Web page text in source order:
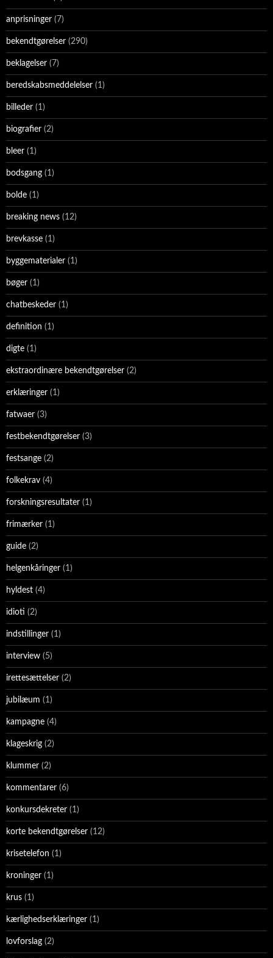
anprisninger (7)
bekendtgørelser (290)
beklagelser (7)
beredskabsmeddelelser (1)
billeder (1)
biografier (2)
bleer (1)
bodsgang (1)
bolde (1)
breaking news (12)
brevkasse (1)
byggematerialer (1)
bøger (1)
chatbeskeder (1)
definition (1)
digte (1)
ekstraordinære bekendtgørelser (2)
erklæringer (1)
fatwaer (3)
festbekendtgørelser (3)
festsange (2)
folkekrav (4)
forskningsresultater (1)
frimærker (1)
guide (2)
helgenkåringer (1)
hyldest (4)
idioti (2)
indstillinger (1)
interview (5)
irettesættelser (2)
jubilæum (1)
kampagne (4)
klageskrig (2)
klummer (2)
kommentarer (6)
konkursdekreter (1)
korte bekendtgørelser (12)
krisetelefon (1)
kroninger (1)
krus (1)
kærlighedserklæringer (1)
lovforslag (2)